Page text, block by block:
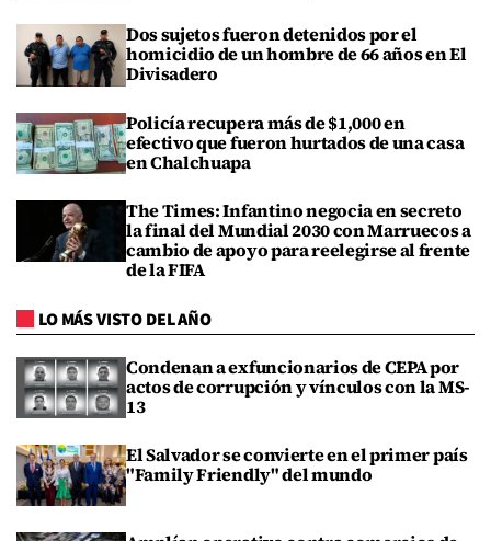
Dos sujetos fueron detenidos por el
homicidio de un hombre de 66 años en El
Divisadero
Policía recupera más de $1,000 en
efectivo que fueron hurtados de una casa
en Chalchuapa
The Times: Infantino negocia en secreto
la final del Mundial 2030 con Marruecos a
cambio de apoyo para reelegirse al frente
de la FIFA
LO MÁS VISTO DEL AÑO
Condenan a exfuncionarios de CEPA por
actos de corrupción y vínculos con la MS-
13
El Salvador se convierte en el primer país
"Family Friendly" del mundo